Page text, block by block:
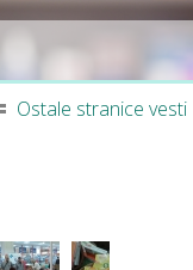
Ostale stranice vesti